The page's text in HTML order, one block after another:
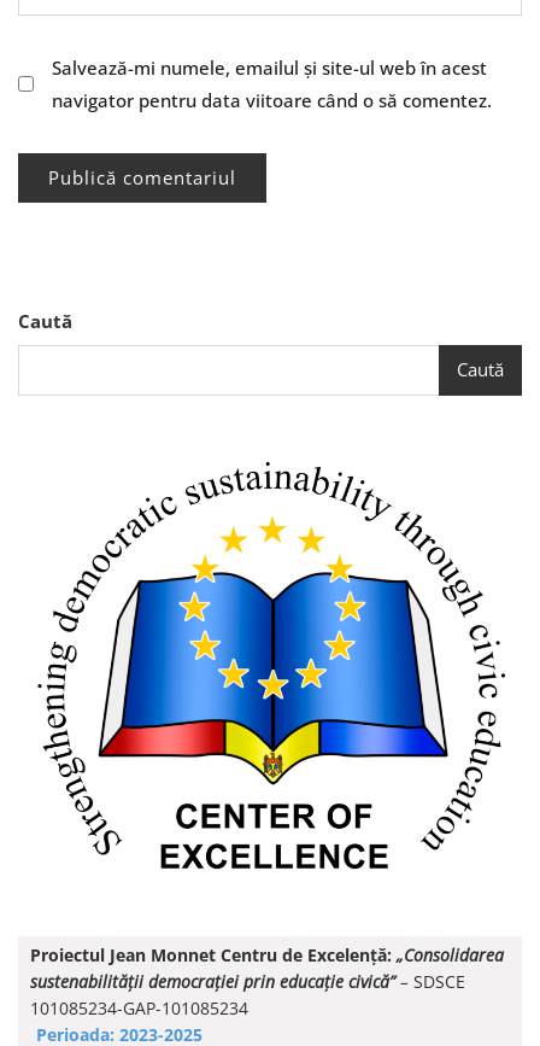
Salvează-mi numele, emailul și site-ul web în acest
navigator pentru data viitoare când o să comentez.
Caută
Caută
Proiectul Jean Monnet Centru de Excelență: „Consolidarea
sustenabilității democrației prin educație civică”– SDSCE
101085234-GAP-101085234
Perioada: 2023-2025